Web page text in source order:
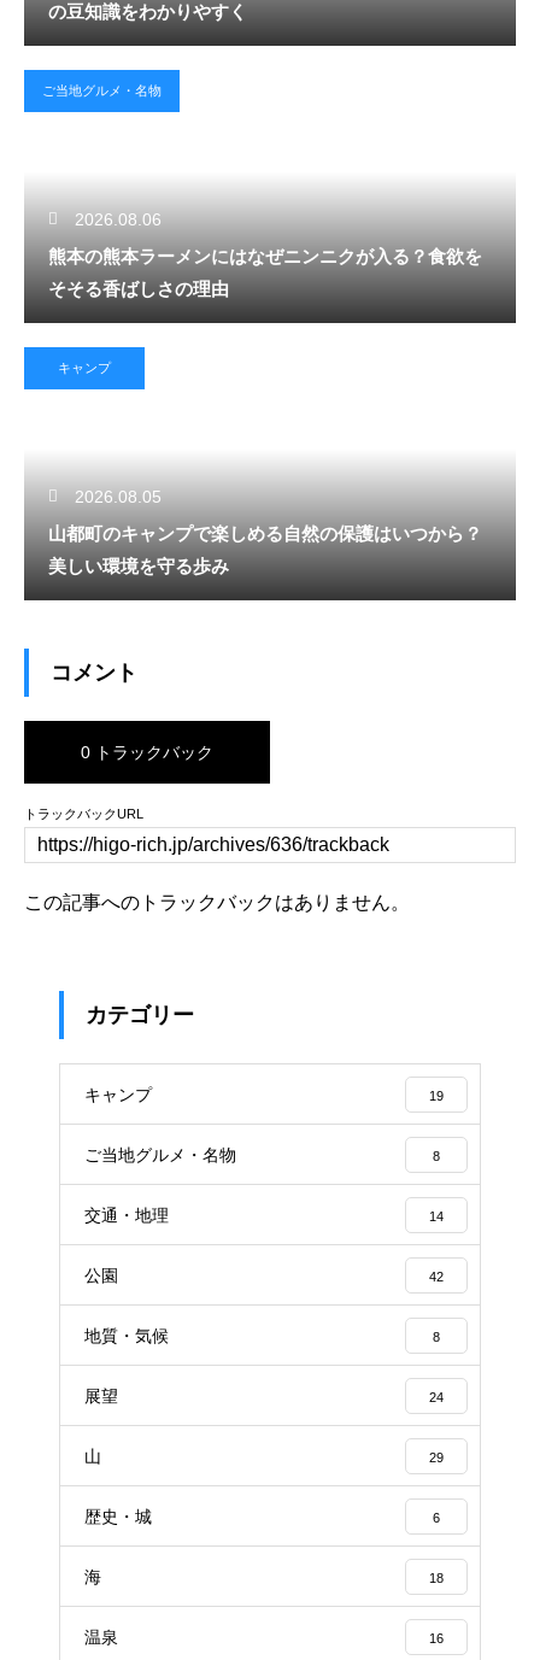
の豆知識をわかりやすく
ご当地グルメ・名物
2026.08.06
熊本の熊本ラーメンにはなぜニンニクが入る？食欲を
そそる香ばしさの理由
キャンプ
2026.08.05
山都町のキャンプで楽しめる自然の保護はいつから？
美しい環境を守る歩み
コメント
0 トラックバック
トラックバックURL
この記事へのトラックバックはありません。
カテゴリー
キャンプ 19
ご当地グルメ・名物 8
交通・地理 14
公園 42
地質・気候 8
展望 24
山 29
歴史・城 6
海 18
温泉 16